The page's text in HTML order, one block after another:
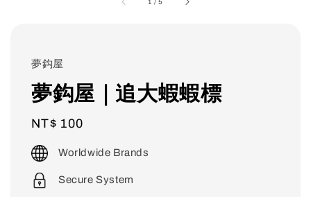
夢鈎屋
夢鈎屋｜追大蝦蝦標
Regular
price
NT$ 100
Worldwide Brands
Secure System